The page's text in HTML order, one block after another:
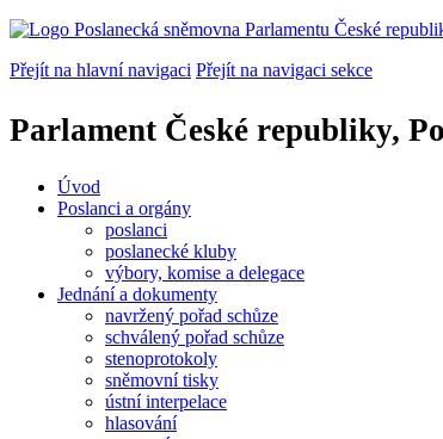
Přejít na hlavní navigaci Přejít na navigaci sekce
Parlament České republiky,
Úvod
Poslanci a orgány
poslanci
poslanecké kluby
výbory, komise a delegace
Jednání a dokumenty
navržený pořad schůze
schválený pořad schůze
stenoprotokoly
sněmovní tisky
ústní interpelace
hlasování